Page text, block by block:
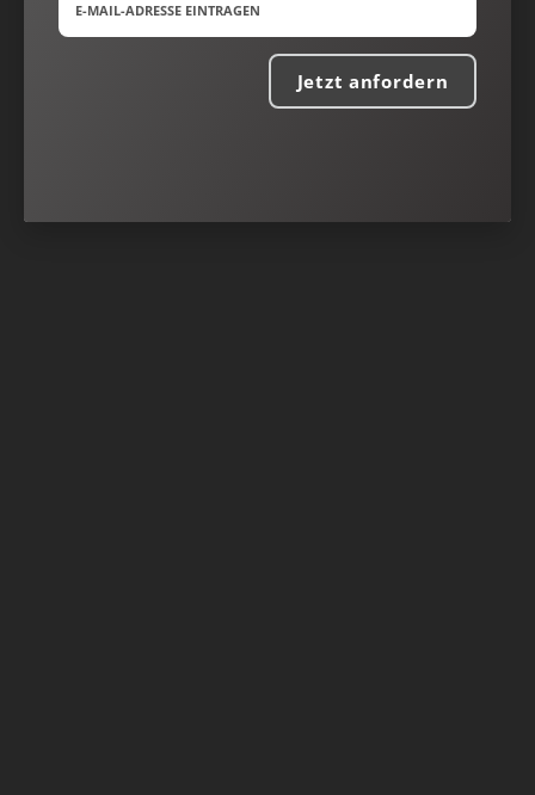
Nach oben
Jetzt anfordern